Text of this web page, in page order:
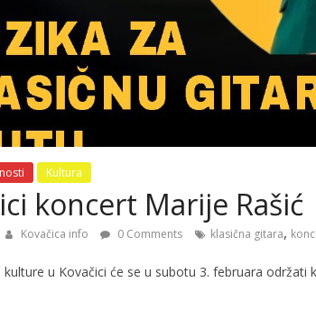
Kultura
koncert Marije Rašić
Kovačica info 0 Comments klasična gitara,
u Kovačici će se u subotu 3. februara održati